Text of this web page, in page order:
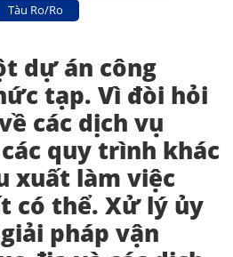
Tàu Ro/Ro
dự án công
tạp. Vì đòi hỏi
các dịch vụ
quy trình khác
xuất làm việc
có thể. Xử lý ủy
pháp vận